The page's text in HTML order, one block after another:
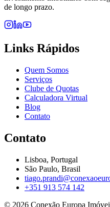
de longo prazo.
Links Rápidos
Quem Somos
Serviços
Clube de Quotas
Calculadora Virtual
Blog
Contato
Contato
Lisboa, Portugal
São Paulo, Brasil
+351 913 574 142
© 2026 Conexão Europa